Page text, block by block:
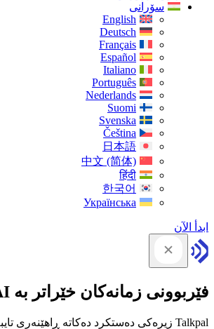
سۆرانی
English
Deutsch
Français
Español
Italiano
Português
Nederlands
Suomi
Svenska
Čeština
日本語
中文 (简体)
हिंदी
한국어
Українська
ابدأ الآن
فێربوونی زمانەکان خێراتر بە AI
Talkpal زیرەکی دەستکرد دەکاتە ڕاهێنەری تایبەتی زمانەکەت